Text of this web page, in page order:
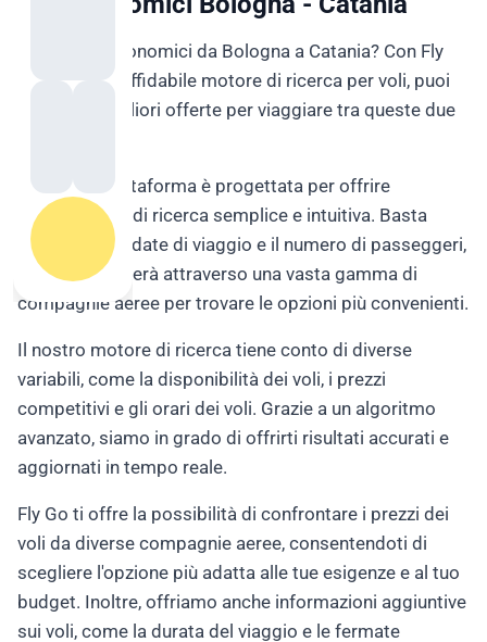
Cerchi voli economici da Bologna a Catania? Con Fly
Go, il nostro affidabile motore di ricerca per voli, puoi
trovare le migliori offerte per viaggiare tra queste due
La nostra piattaforma è progettata per offrire
un'esperienza di ricerca semplice e intuitiva. Basta
inserire le tue date di viaggio e il numero di passeggeri,
e Fly Go cercherà attraverso una vasta gamma di
compagnie aeree per trovare le opzioni più convenienti.
Il nostro motore di ricerca tiene conto di diverse
variabili, come la disponibilità dei voli, i prezzi
competitivi e gli orari dei voli. Grazie a un algoritmo
avanzato, siamo in grado di offrirti risultati accurati e
aggiornati in tempo reale.
Fly Go ti offre la possibilità di confrontare i prezzi dei
voli da diverse compagnie aeree, consentendoti di
scegliere l'opzione più adatta alle tue esigenze e al tuo
budget. Inoltre, offriamo anche informazioni aggiuntive
sui voli, come la durata del viaggio e le fermate